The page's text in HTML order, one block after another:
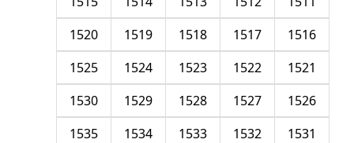
1516
1517
1518
1519
1520
1521
1522
1523
1524
1525
1526
1527
1528
1529
1530
1531
1532
1533
1534
1535